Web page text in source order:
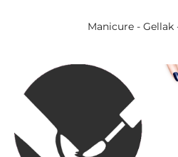
Manicure - Gellak